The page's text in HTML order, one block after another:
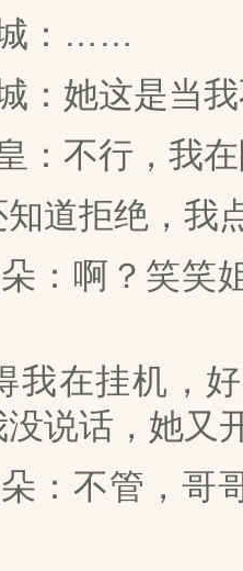
：……
她这是当我
不行，我在
道拒绝，我
啊？笑笑姐
在挂机，好
说话，她又
不管，哥哥